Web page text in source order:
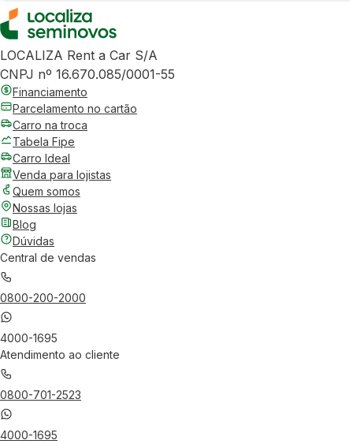
LOCALIZA Rent a Car S/A
CNPJ nº 16.670.085/0001-55
Financiamento
Parcelamento no cartão
Carro na troca
Tabela Fipe
Carro Ideal
Venda para lojistas
Quem somos
Nossas lojas
Blog
Dúvidas
Central de vendas
0800-200-2000
4000-1695
Atendimento ao cliente
0800-701-2523
4000-1695